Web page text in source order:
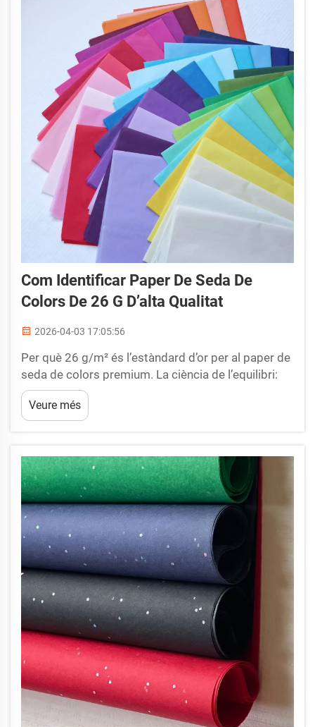
Com Identificar Paper De Seda De
Colors De 26 G D’alta Qualitat
2026-04-03 17:05:56
Per què 26 g/m² és l’estàndard d’or per al paper de
seda de colors premium. La ciència de l’equilibri:
com 26 g/m² optimitza la suavitat, la resistència i
la imprimibilitat. El paper de seda de colors
considerat premium necessita una combinació
Veure més